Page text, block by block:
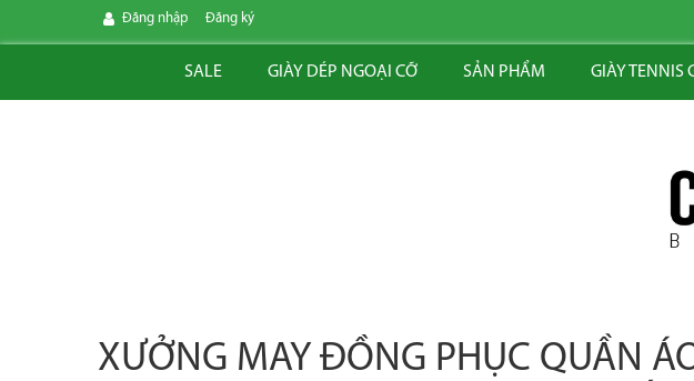
Đăng nhập Đăng ký
SALE GIÀY DÉP NGOẠI CỠ SẢN PHẨM GIÀY TENNIS
XƯỞNG MAY ĐỒNG PHỤC QUẦN